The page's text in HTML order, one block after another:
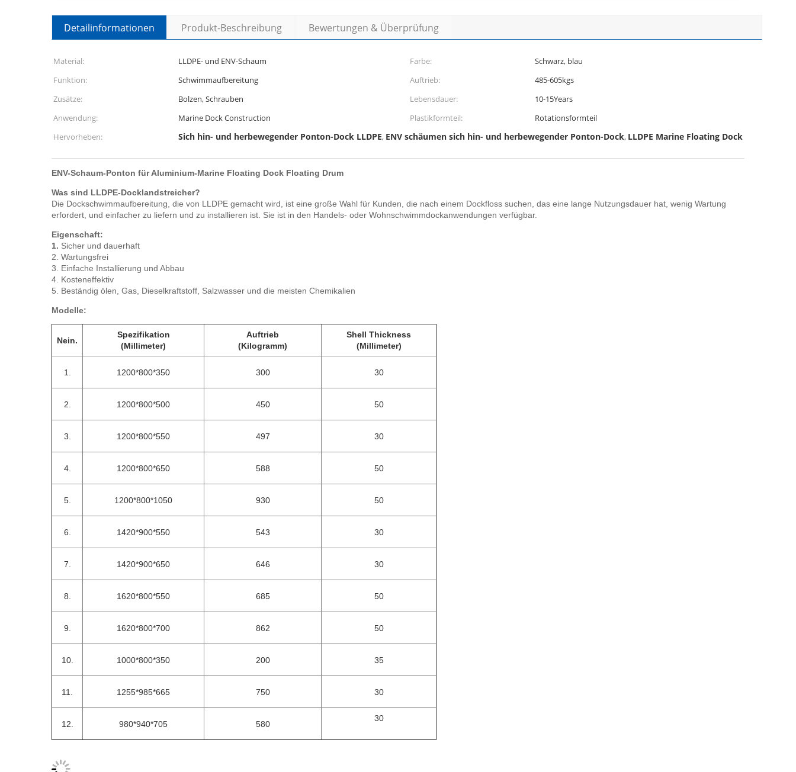
Detailinformationen Produkt-Beschreibung Bewertungen & Überprüfung
Material: LLDPE- und ENV-Schaum Farbe:
Schwarz, blau
Funktion:
Schwimmaufbereitung Auftrieb:
485-605kgs
Zusätze:
Bolzen, Schrauben Lebensdauer:
10-15Years
Anwendung:
Marine Dock Construction Plastikformteil:
Rotationsformteil
Hervorheben:
Sich hin- und herbewegender Ponton-Dock LLDPE, ENV schäumen sich hin- und herbewegender Ponton-Dock, LLDPE Marine Floating Dock
ENV-Schaum-Ponton für Aluminium-Marine Floating Dock Floating Drum
Was sind LLDPE-Docklandstreicher?
Die Dockschwimmaufbereitung, die von LLDPE gemacht wird, ist eine große Wahl für Kunden, die nach einem Dockfloss suchen, das eine lange Nutzungsdauer hat, wenig Wartung
erfordert, und einfacher zu liefern und zu installieren ist. Sie ist in den Handels- oder Wohnschwimmdockanwendungen verfügbar.
Eigenschaft:
1. Sicher und dauerhaft
2. Wartungsfrei
3. Einfache Installierung und Abbau
4. Kosteneffektiv
5. Beständig ölen, Gas, Dieselkraftstoff, Salzwasser und die meisten Chemikalien
Modelle:
Nein.
Spezifikation
(Millimeter)
Auftrieb
(Kilogramm)
Shell Thickness
(Millimeter)
1. 1200*800*350 300 30
2. 1200*800*500 450 50
3. 1200*800*550 497 30
4. 1200*800*650 588 50
5. 1200*800*1050 930 50
6. 1420*900*550 543 30
7. 1420*900*650 646 30
8. 1620*800*550 685 50
9. 1620*800*700 862 50
10. 1000*800*350 200 35
11. 1255*985*665 750 30
12. 980*940*705 580
30